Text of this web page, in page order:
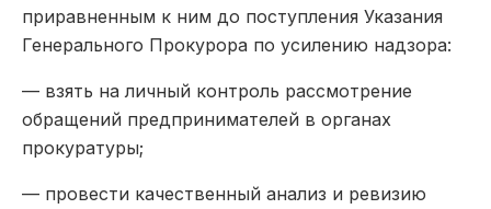
приравненным к ним до поступления Указания
Генерального Прокурора по усилению надзора:
— взять на личный контроль рассмотрение
обращений предпринимателей в органах
прокуратуры;
— провести качественный анализ и ревизию